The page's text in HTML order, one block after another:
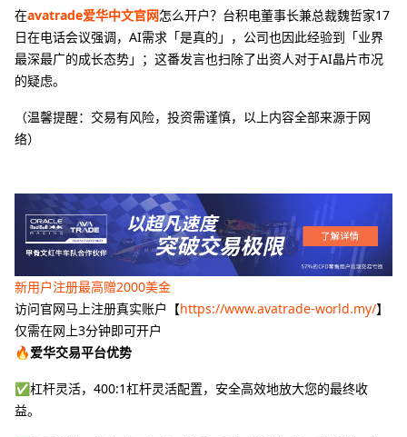
在avatrade爱华中文官网怎么开户？台积电董事长兼总裁魏哲家17
日在电话会议强调，AI需求「是真的」，公司也因此经验到「业界
最深最广的成长态势」；这番发言也扫除了出资人对于AI晶片市况
的疑虑。
（温馨提醒：交易有风险，投资需谨慎，以上内容全部来源于网
络）
新用户注册最高赠2000美金
访问官网马上注册真实账户【https://www.avatrade-world.my/】
仅需在网上3分钟即可开户
🔥爱华交易平台优势
✅杠杆灵活，400:1杠杆灵活配置，安全高效地放大您的最终收
益。